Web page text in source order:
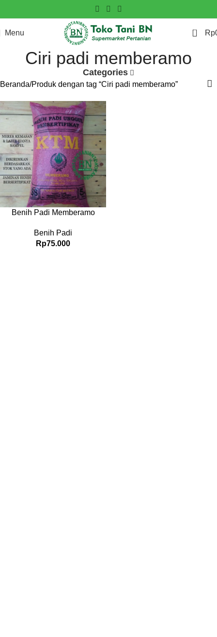
Menu 0 Rp
Ciri padi memberamo
Categories
Beranda Produk dengan tag “Ciri padi memberamo”
Benih Padi Memberamo
Benih Padi
Rp75.000